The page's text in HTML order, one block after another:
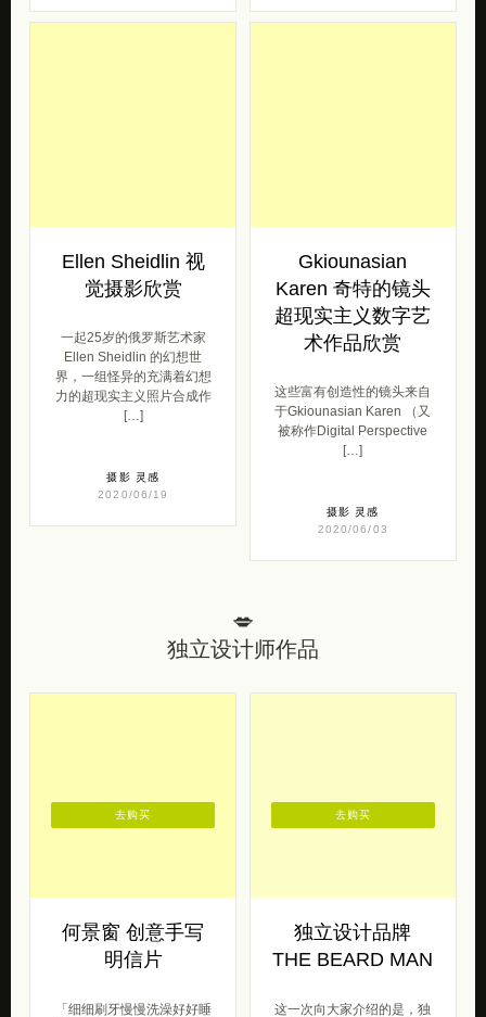
Ellen Sheidlin 视
觉摄影欣赏
一起25岁的俄罗斯艺术家
Ellen Sheidlin 的幻想世
界，一组怪异的充满着幻想
力的超现实主义照片合成作
[…]
摄影 灵感
2020/06/19
Gkiounasian
Karen 奇特的镜头
超现实主义数字艺
术作品欣赏
这些富有创造性的镜头来自
于Gkiounasian Karen （又
被称作Digital Perspective
[…]
摄影 灵感
2020/06/03
💋
独立设计师作品
何景窗 创意手写
明信片
「细细刷牙慢慢洗澡好好睡
去购买
独立设计品牌
THE BEARD MAN
这一次向大家介绍的是，独
去购买